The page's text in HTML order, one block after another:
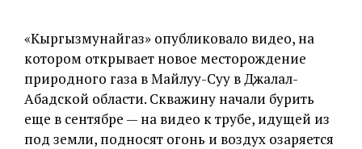
«Кыргызмунайгаз» опубликовало видео, на
котором открывает новое месторождение
природного газа в Майлуу-Суу в Джалал-
Абадской области. Скважину начали бурить
еще в сентябре — на видео к трубе, идущей из
под земли, подносят огонь и воздух озаряется